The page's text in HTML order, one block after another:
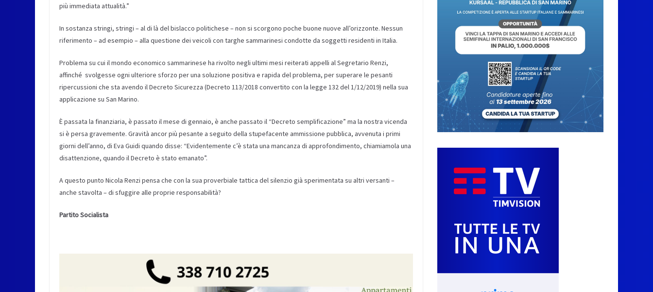
più immediata attualità.”
In sostanza stringi, stringi – al di là del bislacco politichese – non si scorgono poche buone nuove all’orizzonte. Nessun
riferimento – ad esempio – alla questione dei veicoli con targhe sammarinesi condotte da soggetti residenti in Italia.
Problema su cui il mondo economico sammarinese ha rivolto negli ultimi mesi reiterati appelli al Segretario Renzi,
affinché svolgesse ogni ulteriore sforzo per una soluzione positiva e rapida del problema, per superare le pesanti
ripercussioni che sta avendo il Decreto Sicurezza (Decreto 113/2018 convertito con la legge 132 del 1/12/2019) nella sua
applicazione su San Marino.
È passata la finanziaria, è passato il mese di gennaio, è anche passato il “Decreto semplificazione” ma la nostra vicenda
si è persa gravemente. Gravità ancor più pesante a seguito della stupefacente ammissione pubblica, avvenuta i primi
giorni dell’anno, di Eva Guidi quando disse: “Evidentemente c’è stata una mancanza di approfondimento, chiamiamola una
disattenzione, quando il Decreto è stato emanato”.
A questo punto Nicola Renzi pensa che con la sua proverbiale tattica del silenzio già sperimentata su altri versanti –
anche stavolta – di sfuggire alle proprie responsabilità?
Partito Socialista
9 agosto
6 Agosto 2026